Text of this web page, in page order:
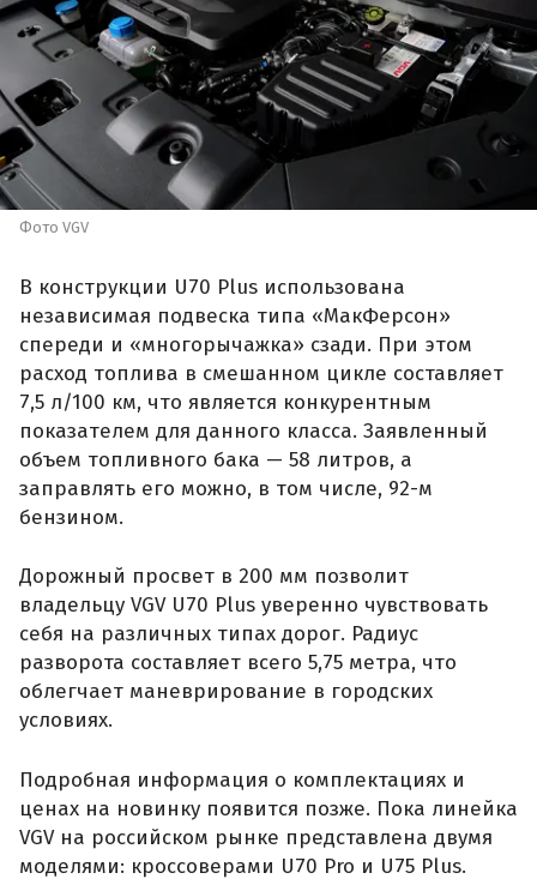
Фото VGV
В конструкции U70 Plus использована
независимая подвеска типа «МакФерсон»
спереди и «многорычажка» сзади. При этом
расход топлива в смешанном цикле составляет
7,5 л/100 км, что является конкурентным
показателем для данного класса. Заявленный
объем топливного бака — 58 литров, а
заправлять его можно, в том числе, 92-м
бензином.
Дорожный просвет в 200 мм позволит
владельцу VGV U70 Plus уверенно чувствовать
себя на различных типах дорог. Радиус
разворота составляет всего 5,75 метра, что
облегчает маневрирование в городских
условиях.
Подробная информация о комплектациях и
ценах на новинку появится позже. Пока линейка
VGV на российском рынке представлена двумя
моделями: кроссоверами U70 Pro и U75 Plus.